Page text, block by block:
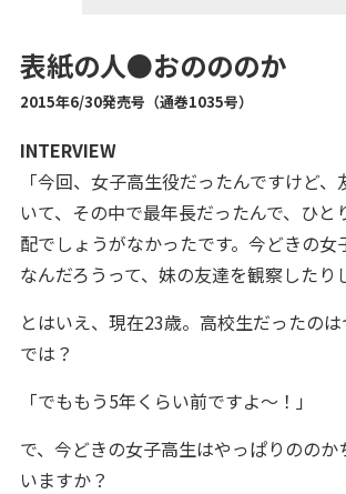
表紙の人●おのののか
2015年6/30発売号（通巻1035号）
INTERVIEW
「今回、女子高生役だったんですけど
いて、その中で最年長だったんで、ひと
配でしょうがなかったです。今どきの女
なんだろうって、妹の友達を観察したり
とはいえ、現在23歳。高校生だったの
では？
「でももう5年くらい前ですよ～！」
で、今どきの女子高生はやっぱりののか
いますか？